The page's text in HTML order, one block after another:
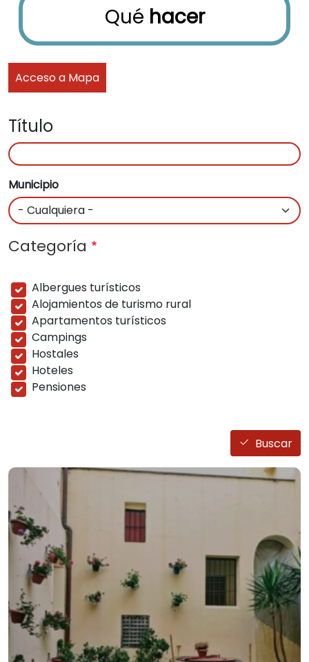
Qué hacer
Acceso a Mapa
Título
Municipio
Categoría
Albergues turísticos
Alojamientos de turismo rural
Apartamentos turísticos
Campings
Hostales
Hoteles
Pensiones
Buscar